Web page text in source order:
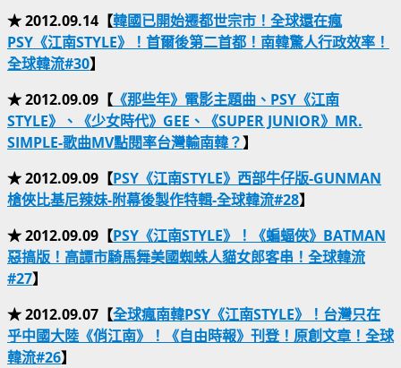
★ 2012.09.14【韓國已開始遷都世宗市！全球還在瘋
PSY《江南STYLE》！首爾後第二首都！南韓驚人行政效率！
全球韓流#30】
★ 2012.09.09【 《那些年》電影主題曲、PSY《江南
STYLE》、《少女時代》GEE、《SUPER JUNIOR》MR.
SIMPLE-歌曲MV點閱率台灣輸南韓？】
★ 2012.09.09【PSY《江南STYLE》西部牛仔版-GUNMAN
槍俠比基尼辣妹-附幕後製作特輯-全球韓流#28】
★ 2012.09.09【PSY《江南STYLE》！《蝙蝠俠》BATMAN
惡搞版！高譚市騎馬舞美國蜘蛛人貓女郎客串！全球韓流
#27】
★ 2012.09.07【全球瘋南韓PSY《江南STYLE》！台灣只在
乎中國大陸《俏江南》！《自由時報》刊登！原創文章！全球
韓流#26】